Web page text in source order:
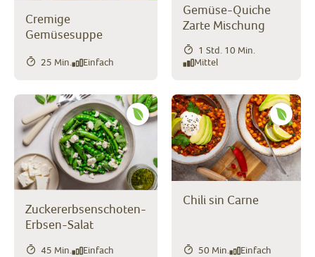
Cremige
Gemüsesuppe
25 Min. Einfach
Gemüse-Quiche
Zarte Mischung
1 Std. 10 Min.
Mittel
Zuckererbsenschoten-
Erbsen-Salat
45 Min. Einfach
Chili sin Carne
50 Min. Einfach